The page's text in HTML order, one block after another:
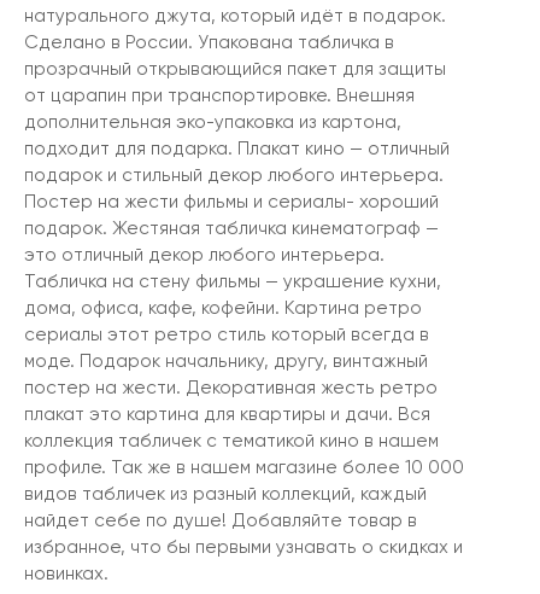
натурального джута, который идёт в подарок.
Сделано в России. Упакована табличка в
прозрачный открывающийся пакет для защиты
от царапин при транспортировке. Внешняя
дополнительная эко-упаковка из картона,
подходит для подарка. Плакат кино — отличный
подарок и стильный декор любого интерьера.
Постер на жести фильмы и сериалы- хороший
подарок. Жестяная табличка кинематограф —
это отличный декор любого интерьера.
Табличка на стену фильмы — украшение кухни,
дома, офиса, кафе, кофейни. Картина ретро
сериалы этот ретро стиль который всегда в
моде. Подарок начальнику, другу, винтажный
постер на жести. Декоративная жесть ретро
плакат это картина для квартиры и дачи. Вся
коллекция табличек с тематикой кино в нашем
профиле. Так же в нашем магазине более 10 000
видов табличек из разный коллекций, каждый
найдет себе по душе! Добавляйте товар в
избранное, что бы первыми узнавать о скидках и
новинках.